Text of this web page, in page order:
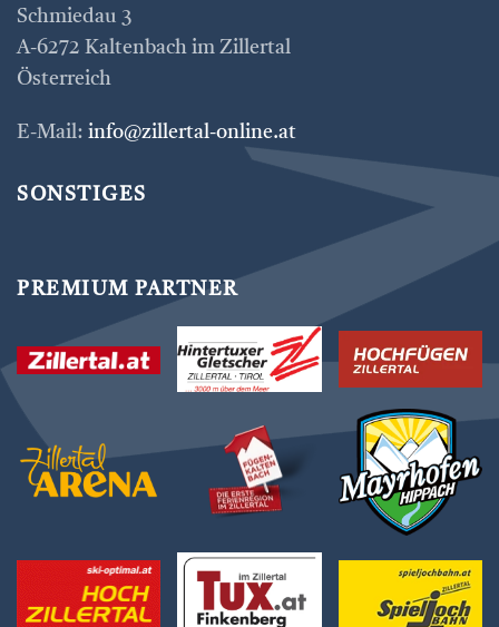
Schmiedau 3
A-6272 Kaltenbach im Zillertal
Österreich
E-Mail: info@zillertal-online.at
SONSTIGES
PREMIUM PARTNER